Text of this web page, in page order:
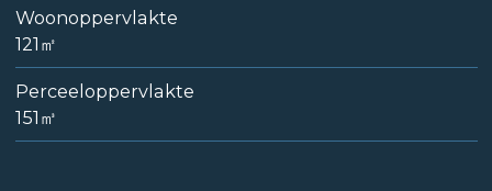
Woonoppervlakte
121㎡
Perceeloppervlakte
151㎥